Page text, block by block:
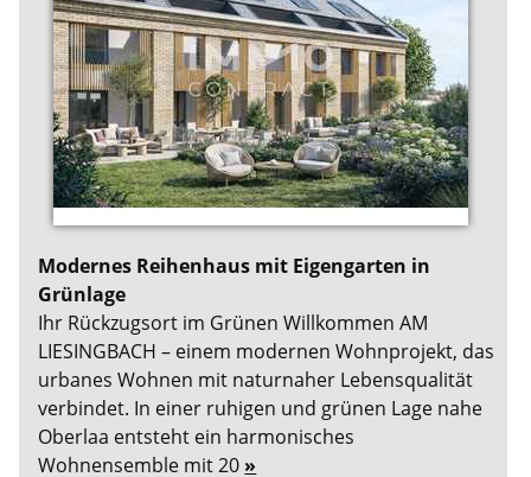
Modernes Reihenhaus mit Eigengarten in
Grünlage
Ihr Rückzugsort im Grünen Willkommen AM
LIESINGBACH – einem modernen Wohnprojekt, das
urbanes Wohnen mit naturnaher Lebensqualität
verbindet. In einer ruhigen und grünen Lage nahe
Oberlaa entsteht ein harmonisches
Wohnensemble mit 20 »